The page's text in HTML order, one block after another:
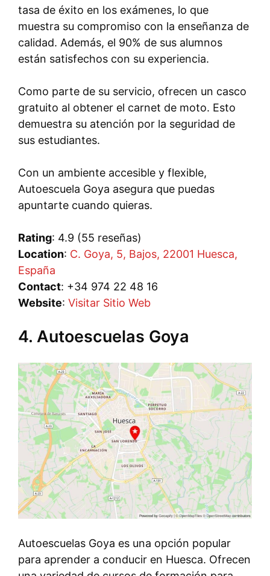
tasa de éxito en los exámenes, lo que
muestra su compromiso con la enseñanza de
calidad. Además, el 90% de sus alumnos
están satisfechos con su experiencia.
Como parte de su servicio, ofrecen un casco
gratuito al obtener el carnet de moto. Esto
demuestra su atención por la seguridad de
sus estudiantes.
Con un ambiente accesible y flexible,
Autoescuela Goya asegura que puedas
apuntarte cuando quieras.
Rating: 4.9 (55 reseñas)
Location: C. Goya, 5, Bajos, 22001 Huesca,
España
Contact: +34 974 22 48 16
Website: Visitar Sitio Web
4. Autoescuelas Goya
Autoescuelas Goya es una opción popular
para aprender a conducir en Huesca. Ofrecen